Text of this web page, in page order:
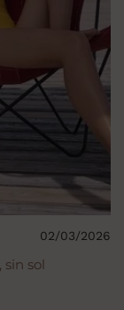
sol
02/03/2026